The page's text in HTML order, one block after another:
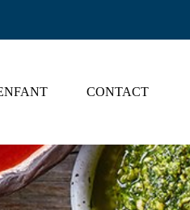
CONTACT